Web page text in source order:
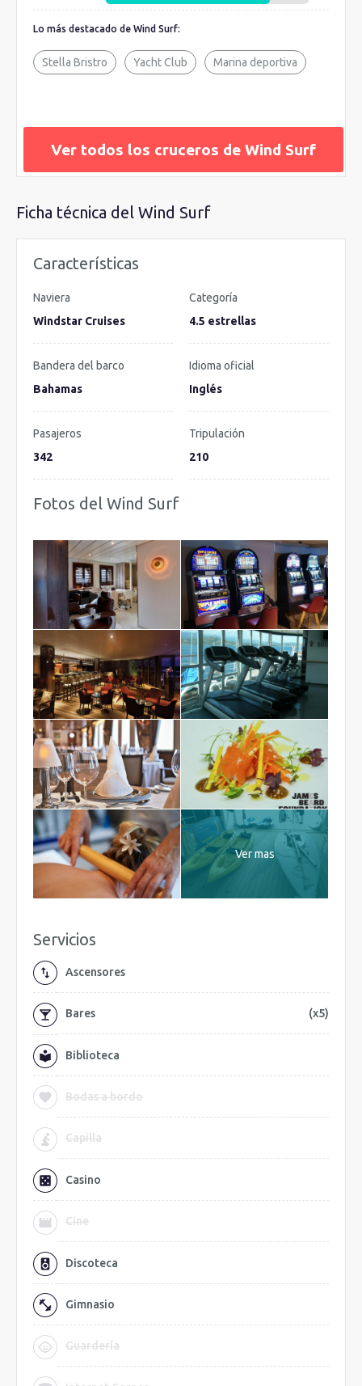
restaurante francés Stella Bistro y si te apetece una velada a
la luz de las velas, puedes cenar a la brasa en la cubierta
exterior.
Lo más destacado de Wind Surf:
Stella Bristro Yacht Club Marina deportiva
Ver todos los cruceros de Wind Surf
Ficha técnica del Wind Surf
Características
Naviera
Windstar Cruises
Categoría
4.5 estrellas
Bandera del barco
Bahamas
Idioma oficial
Inglés
Pasajeros
342
Tripulación
210
Fotos del Wind Surf
Ver mas
Servicios
Ascensores
Bares (x5)
Biblioteca
Bodas a bordo
Capilla
Casino
Cine
Discoteca
Gimnasio
Guardería